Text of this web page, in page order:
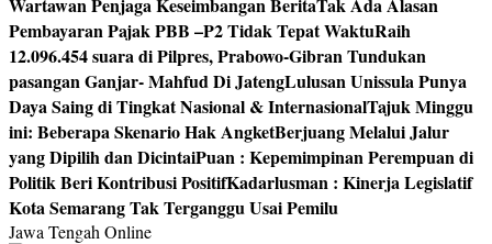
Pembayaran Pajak PBB –P2 Tidak Tepat WaktuRaih
12.096.454 suara di Pilpres, Prabowo-Gibran Tundukan
pasangan Ganjar- Mahfud Di JatengLulusan Unissula Punya
Daya Saing di Tingkat Nasional & InternasionalTajuk Minggu
ini: Beberapa Skenario Hak AngketBerjuang Melalui Jalur
yang Dipilih dan DicintaiPuan : Kepemimpinan Perempuan di
Politik Beri Kontribusi PositifKadarlusman : Kinerja Legislatif
Kota Semarang Tak Terganggu Usai Pemilu
Jawa Tengah Online